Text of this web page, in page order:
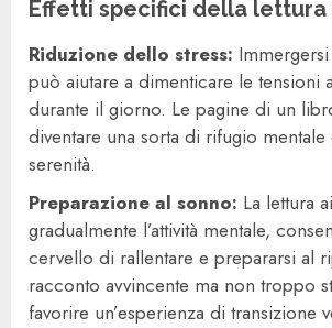
Effetti specifici della
Riduzione dello stress:
può aiutare a dimenticare le tensioni
durante il giorno. Le pagine di un
diventare una sorta di rifugio
serenità.
Preparazione al sonno: La lettura
gradualmente l’attività mentale,
cervello di rallentare e prepararsi al
racconto avvincente ma non troppo
favorire un’esperienza di transizione